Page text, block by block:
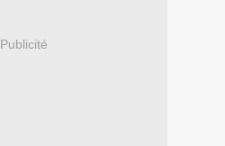
Publicité